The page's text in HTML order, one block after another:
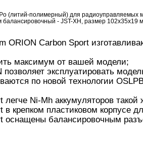
ралли Багги/трагги
(литий-полимерный) для
- JST-XH, размер
ORION Carbon Sport
максимум от вашей модели;
эксплуатировать
по новой технологии
Ni-Mh аккумуляторов такой
в крепком пластиковом корпусе
оснащены балансировочным